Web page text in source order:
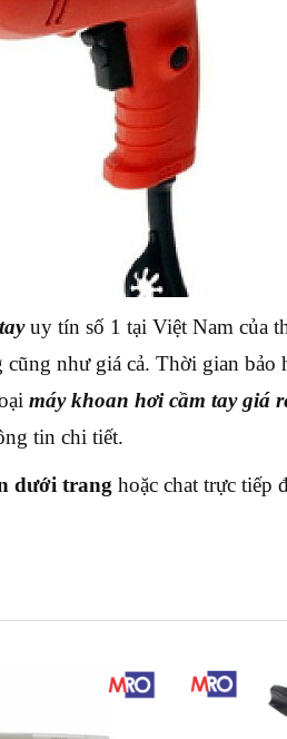
uy tín số 1 tại Việt Nam của
như giá cả. Thời gian bảo
máy khoan hơi cầm tay giá
tin chi tiết.
dưới trang hoặc chat trực tiếp